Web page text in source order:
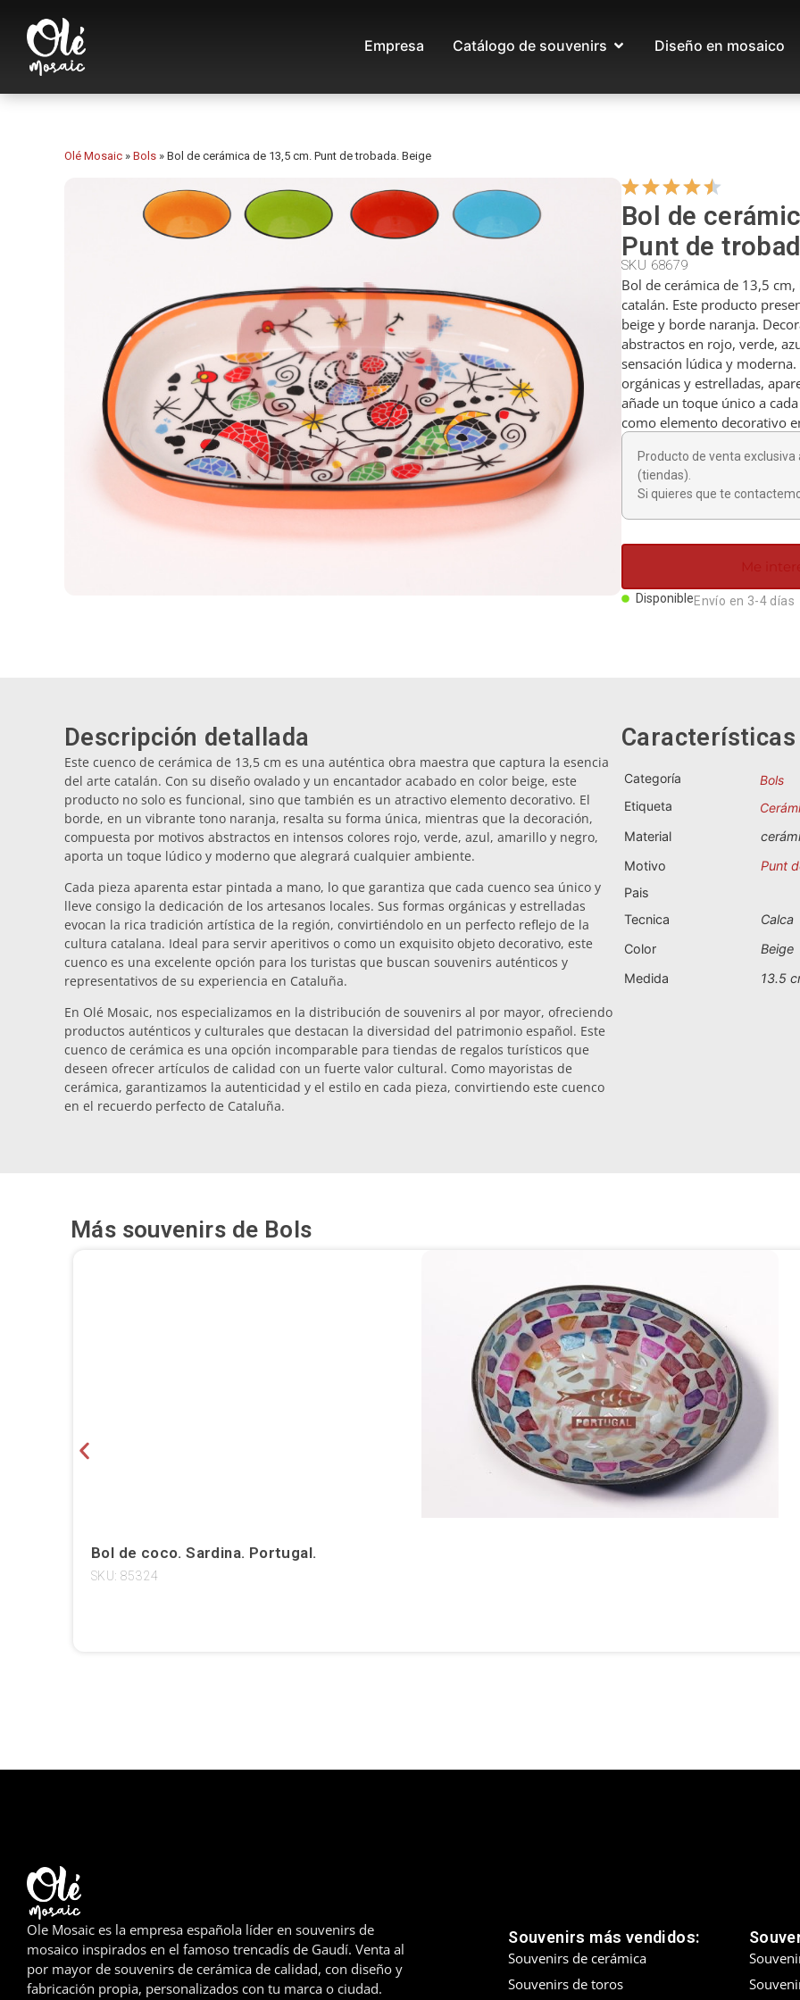
Empresa Catálogo de souvenirs Diseño en mosaico
Olé Mosaic » Bols » Bol de cerámica de 13,5 cm. Punt de trobada. Beige
Bol de
Punt de
SKU 68679
Bol de cerámica de 13,5
catalán. Este producto
beige y borde naranja.
abstractos en rojo, verde,
sensación lúdica y
orgánicas y estrelladas,
añade un toque único a
como elemento decorativo
Producto de venta exclusiva
(tiendas).
Si quieres que te
Me
DisponibleEnvío en 3-4 días
Descripción detallada
Este cuenco de cerámica de 13,5 cm es una auténtica obra maestra que captura la esencia
del arte catalán. Con su diseño ovalado y un encantador acabado en color beige, este
producto no solo es funcional, sino que también es un atractivo elemento decorativo. El
borde, en un vibrante tono naranja, resalta su forma única, mientras que la decoración,
compuesta por motivos abstractos en intensos colores rojo, verde, azul, amarillo y negro,
aporta un toque lúdico y moderno que alegrará cualquier ambiente.
Cada pieza aparenta estar pintada a mano, lo que garantiza que cada cuenco sea único y
lleve consigo la dedicación de los artesanos locales. Sus formas orgánicas y estrelladas
evocan la rica tradición artística de la región, convirtiéndolo en un perfecto reflejo de la
cultura catalana. Ideal para servir aperitivos o como un exquisito objeto decorativo, este
cuenco es una excelente opción para los turistas que buscan souvenirs auténticos y
representativos de su experiencia en Cataluña.
En Olé Mosaic, nos especializamos en la distribución de souvenirs al por mayor, ofreciendo
productos auténticos y culturales que destacan la diversidad del patrimonio español. Este
cuenco de cerámica es una opción incomparable para tiendas de regalos turísticos que
deseen ofrecer artículos de calidad con un fuerte valor cultural. Como mayoristas de
cerámica, garantizamos la autenticidad y el estilo en cada pieza, convirtiendo este cuenco
en el recuerdo perfecto de Cataluña.
Características
Categoría
Bols
Etiqueta
Material
Motivo
Punt
Pais
Tecnica
Calca
Color
Beige
Medida
13.5
Más souvenirs de Bols
Bol de coco. Sardina. Portugal.
SKU: 85324
Ole Mosaic es la empresa española líder en souvenirs de
mosaico inspirados en el famoso trencadís de Gaudí. Venta al
por mayor de souvenirs de cerámica de calidad, con diseño y
fabricación propia, personalizados con tu marca o ciudad.
Souvenirs más vendidos:
Souvenirs de cerámica
Souvenirs de toros